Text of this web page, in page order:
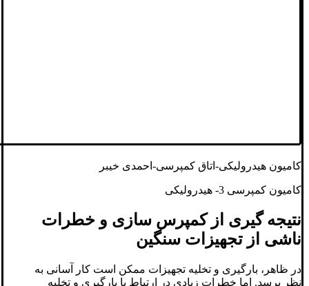
کامیون هیدرولیکی-اتاق کمپرسی-احمدی خیبر
کامیون کمپرسی 3- هیدرولیکی
نتیجه گیری از کمپرس سازی و خطرات
ناشی از تجهیزات سنگین
در ظاهر، بارگیری و تخلیه تجهیزات ممکن است کار آسانی به
نظر برسد. اما خطرات زیادی در ارتباط با بارگیری و تخلیه